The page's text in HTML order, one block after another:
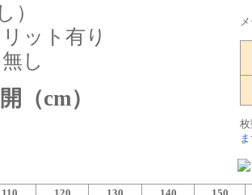
）
ット有り
し
（cm）